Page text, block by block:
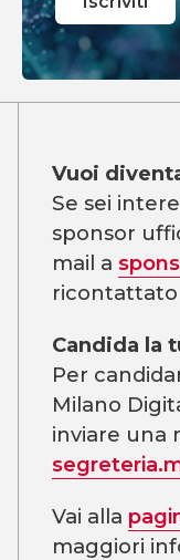
Vuoi
Se sei
sponsor
mail a
ricontattato
Candida la
Per
Milano
inviare una
Vai alla
maggiori